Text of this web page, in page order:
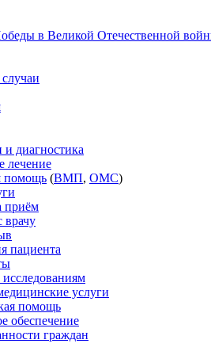
в Великой Отечественной
и диагностика
лечение
помощь (ВМП, ОМС)
приём
врачу
пациента
услуги
помощь
обеспечение
граждан